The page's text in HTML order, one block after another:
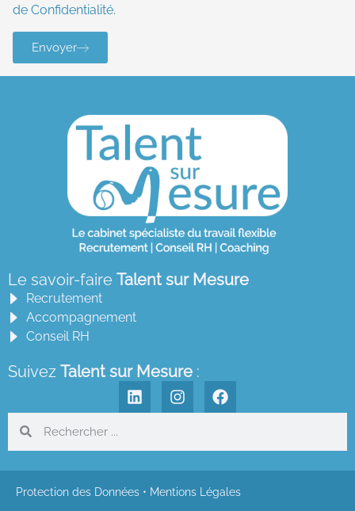
de Confidentialité.
Envoyer
Le savoir-faire Talent sur Mesure
Recrutement
Accompagnement
Conseil RH
Suivez Talent sur Mesure :
Protection des Données • Mentions Légales